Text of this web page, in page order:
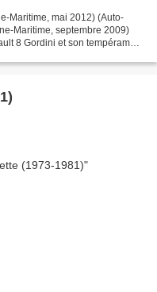
Maritime, mai 2012) (Auto-
Maritime, septembre 2009)
8 Gordini et son tempérament